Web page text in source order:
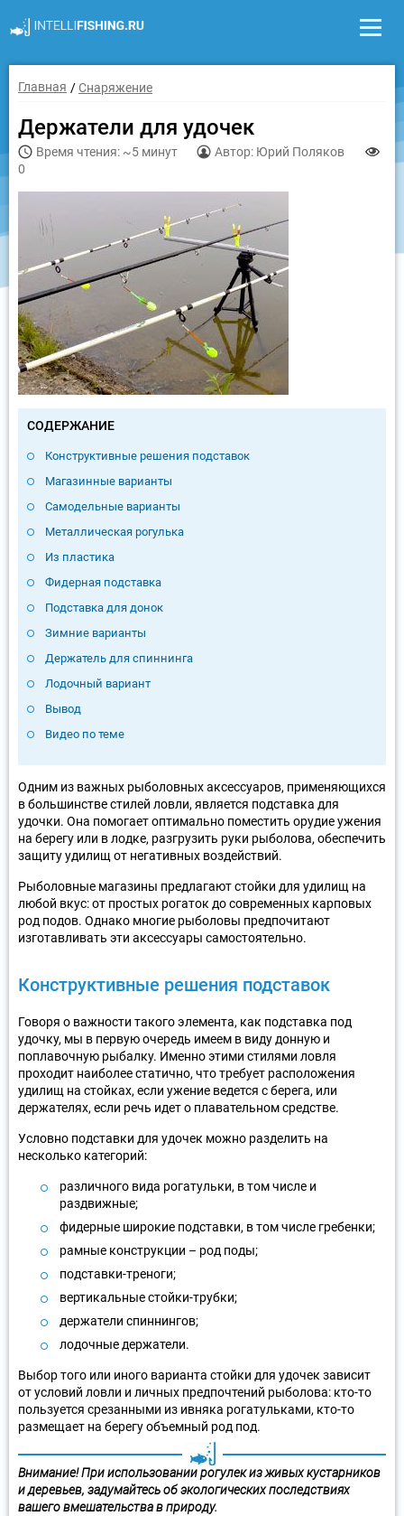
Главная Снаряжение
Держатели для удочек
Время чтения: ~5 минут
Автор: Юрий Поляков
0
СОДЕРЖАНИЕ
Конструктивные решения подставок
Магазинные варианты
Самодельные варианты
Металлическая рогулька
Из пластика
Фидерная подставка
Подставка для донок
Зимние варианты
Держатель для спиннинга
Лодочный вариант
Вывод
Видео по теме
Одним из важных рыболовных аксессуаров, применяющихся
в большинстве стилей ловли, является подставка для
удочки. Она помогает оптимально поместить орудие ужения
на берегу или в лодке, разгрузить руки рыболова, обеспечить
защиту удилищ от негативных воздействий.
Рыболовные магазины предлагают стойки для удилищ на
любой вкус: от простых рогаток до современных карповых
род подов. Однако многие рыболовы предпочитают
изготавливать эти аксессуары самостоятельно.
Конструктивные решения подставок
Говоря о важности такого элемента, как подставка под
удочку, мы в первую очередь имеем в виду донную и
поплавочную рыбалку. Именно этими стилями ловля
проходит наиболее статично, что требует расположения
удилищ на стойках, если ужение ведется с берега, или
держателях, если речь идет о плавательном средстве.
Условно подставки для удочек можно разделить на
несколько категорий:
различного вида рогатульки, в том числе и
раздвижные;
фидерные широкие подставки, в том числе гребенки;
рамные конструкции – род поды;
подставки-треноги;
вертикальные стойки-трубки;
держатели спиннингов;
лодочные держатели.
Выбор того или иного варианта стойки для удочек зависит
от условий ловли и личных предпочтений рыболова: кто-то
пользуется срезанными из ивняка рогатульками, кто-то
размещает на берегу объемный род под.
Внимание! При использовании рогулек из живых кустарников
и деревьев, задумайтесь об экологических последствиях
вашего вмешательства в природу.